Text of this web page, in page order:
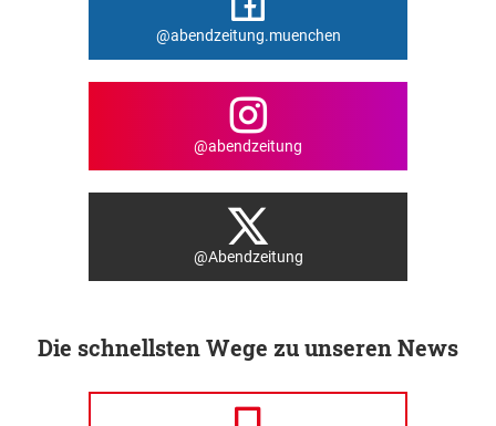
@abendzeitung.muenchen
@abendzeitung
@Abendzeitung
Die schnellsten Wege zu unseren News